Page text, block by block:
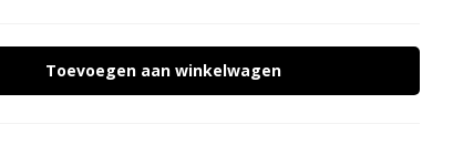
Toevoegen aan winkelwagen